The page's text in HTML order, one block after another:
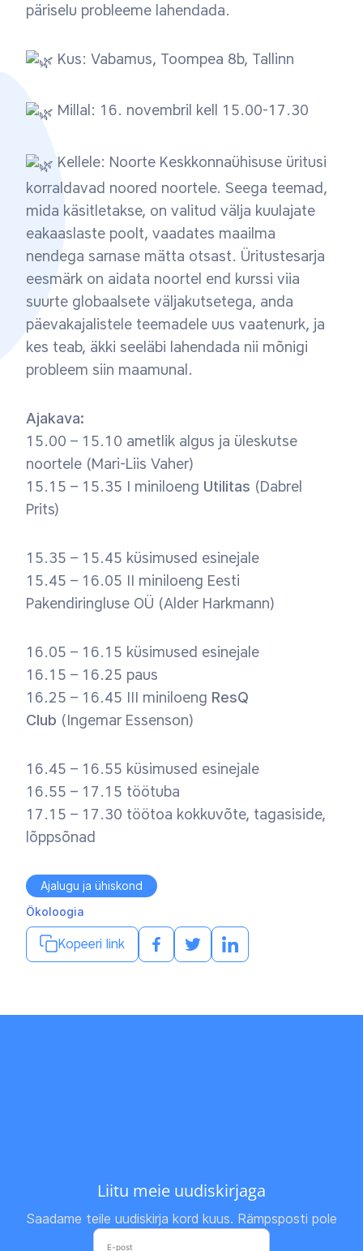
päriselu probleeme lahendada.
Kus: Vabamus, Toompea 8b, Tallinn
Millal: 16. novembril kell 15.00-17.30
Kellele: Noorte Keskkonnaühisuse üritusi
korraldavad noored noortele. Seega teemad,
mida käsitletakse, on valitud välja kuulajate
eakaaslaste poolt, vaadates maailma
nendega sarnase mätta otsast. Üritustesarja
eesmärk on aidata noortel end kurssi viia
suurte globaalsete väljakutsetega, anda
päevakajalistele teemadele uus vaatenurk, ja
kes teab, äkki seeläbi lahendada nii mõnigi
probleem siin maamunal.
Ajakava:
15.00 – 15.10 ametlik algus ja üleskutse
noortele (Mari-Liis Vaher)
15.15 – 15.35 I miniloeng Utilitas (Dabrel
Prits)
15.35 – 15.45 küsimused esinejale
15.45 – 16.05 II miniloeng Eesti
Pakendiringluse OÜ (Alder Harkmann)
16.05 – 16.15 küsimused esinejale
16.15 – 16.25 paus
16.25 – 16.45 III miniloeng ResQ
Club (Ingemar Essenson)
16.45 – 16.55 küsimused esinejale
16.55 – 17.15 töötuba
17.15 – 17.30 töötoa kokkuvõte, tagasiside,
lõppsõnad
Ajalugu ja ühiskond
Ökoloogia
Kopeeri link
Liitu meie uudiskirjaga
Saadame teile uudiskirja kord kuus. Rämpsposti pole